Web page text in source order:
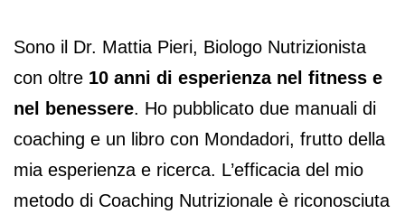
Sono il Dr. Mattia Pieri, Biologo Nutrizionista
con oltre 10 anni di esperienza nel fitness e
nel benessere. Ho pubblicato due manuali di
coaching e un libro con Mondadori, frutto della
mia esperienza e ricerca. L’efficacia del mio
metodo di Coaching Nutrizionale è riconosciuta